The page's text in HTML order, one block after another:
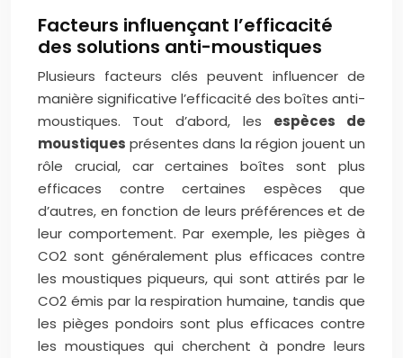
Facteurs influençant l’efficacité
des solutions anti-moustiques
Plusieurs facteurs clés peuvent influencer de
manière significative l’efficacité des boîtes anti-
moustiques. Tout d’abord, les espèces de
moustiques présentes dans la région jouent un
rôle crucial, car certaines boîtes sont plus
efficaces contre certaines espèces que
d’autres, en fonction de leurs préférences et de
leur comportement. Par exemple, les pièges à
CO2 sont généralement plus efficaces contre
les moustiques piqueurs, qui sont attirés par le
CO2 émis par la respiration humaine, tandis que
les pièges pondoirs sont plus efficaces contre
les moustiques qui cherchent à pondre leurs